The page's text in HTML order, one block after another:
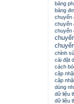
bảng
bảng
chuyển
chuyển
chuyển
chỉnh
cài đặt
cách
cập
cập
dùng
dữ liệu
dữ liệu